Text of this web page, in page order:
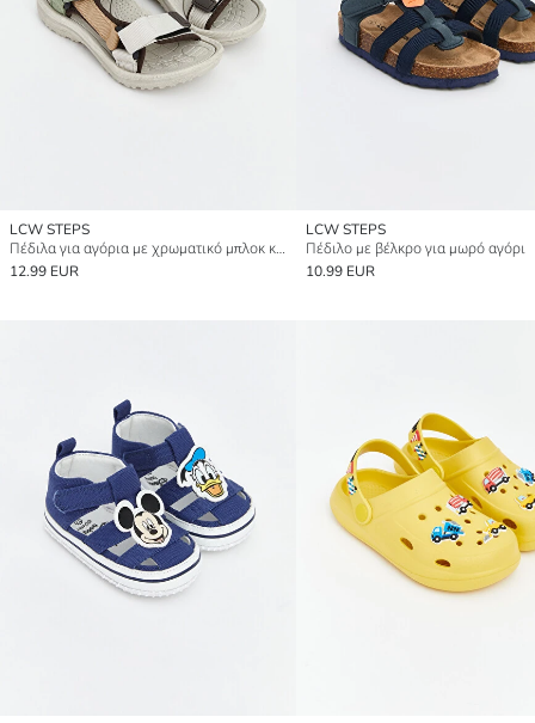
LCW STEPS
Πέδιλα για αγόρια με χρωματικό μπλοκ και κλείσιμο με βέλκρο
12.99 EUR
LCW STEPS
Πέδιλο με βέλκρο για μωρό αγόρι
10.99 EUR